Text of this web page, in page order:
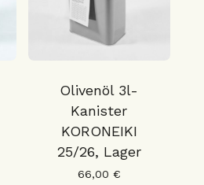
Olivenöl 3l-
Kanister
KORONEIKI
25/26, Lager
66,00 €